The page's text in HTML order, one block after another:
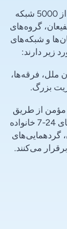
شبکه ای از بیش از 5000 شبکه
گروه‌های
و شبکه‌های
زیر دارند:
ملل، فرقه‌ها،
بزرگ.
بیش از 100 میلیون مؤمن از طریق
110 شهر، روزهای جهانی دعا، یک اتاق دعای 24-7 خانواده
گردهمایی‌های
می‌کنند.